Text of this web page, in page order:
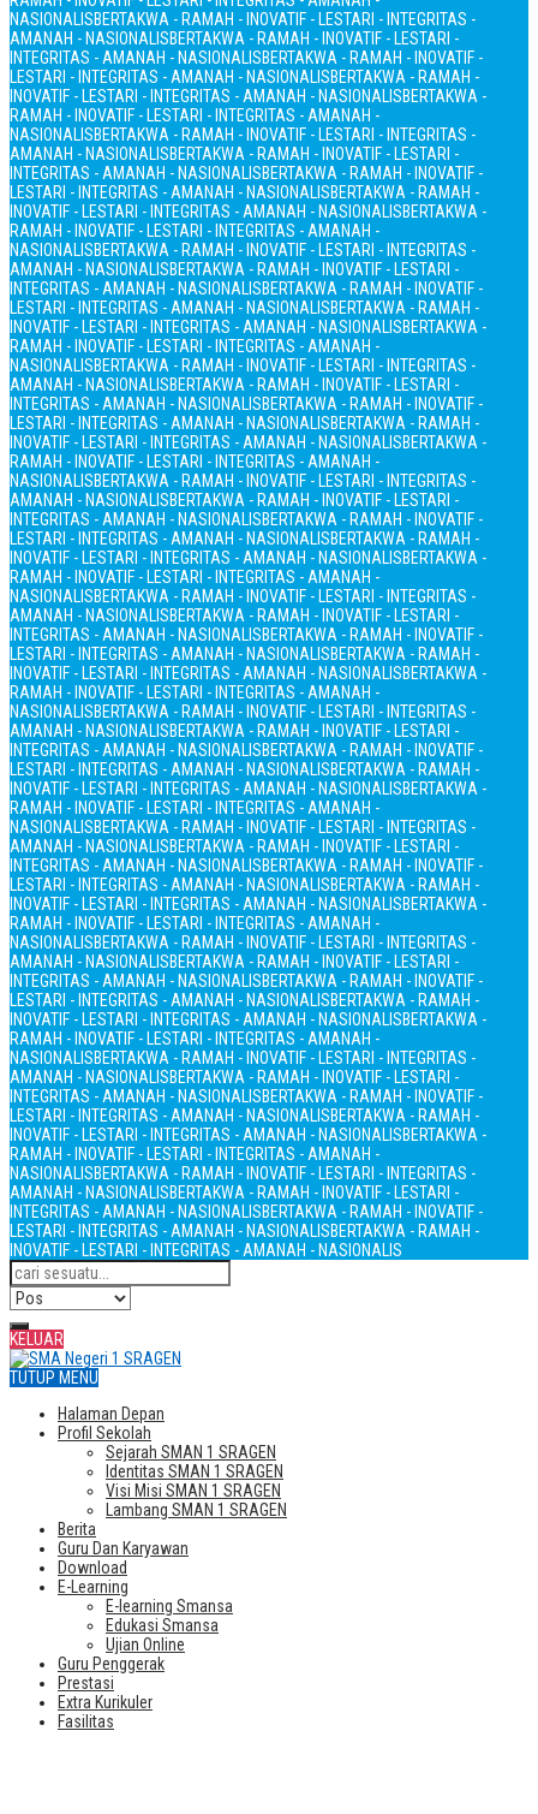
NASIONALISBERTAKWA - RAMAH - INOVATIF - LESTARI - INTEGRITAS -
AMANAH - NASIONALISBERTAKWA - RAMAH - INOVATIF - LESTARI -
INTEGRITAS - AMANAH - NASIONALISBERTAKWA - RAMAH - INOVATIF -
LESTARI - INTEGRITAS - AMANAH - NASIONALISBERTAKWA - RAMAH -
INOVATIF - LESTARI - INTEGRITAS - AMANAH - NASIONALISBERTAKWA -
RAMAH - INOVATIF - LESTARI - INTEGRITAS - AMANAH -
NASIONALISBERTAKWA - RAMAH - INOVATIF - LESTARI - INTEGRITAS -
AMANAH - NASIONALISBERTAKWA - RAMAH - INOVATIF - LESTARI -
INTEGRITAS - AMANAH - NASIONALISBERTAKWA - RAMAH - INOVATIF -
LESTARI - INTEGRITAS - AMANAH - NASIONALISBERTAKWA - RAMAH -
INOVATIF - LESTARI - INTEGRITAS - AMANAH - NASIONALISBERTAKWA -
RAMAH - INOVATIF - LESTARI - INTEGRITAS - AMANAH -
NASIONALISBERTAKWA - RAMAH - INOVATIF - LESTARI - INTEGRITAS -
AMANAH - NASIONALISBERTAKWA - RAMAH - INOVATIF - LESTARI -
INTEGRITAS - AMANAH - NASIONALISBERTAKWA - RAMAH - INOVATIF -
LESTARI - INTEGRITAS - AMANAH - NASIONALISBERTAKWA - RAMAH -
INOVATIF - LESTARI - INTEGRITAS - AMANAH - NASIONALISBERTAKWA -
RAMAH - INOVATIF - LESTARI - INTEGRITAS - AMANAH -
NASIONALISBERTAKWA - RAMAH - INOVATIF - LESTARI - INTEGRITAS -
AMANAH - NASIONALISBERTAKWA - RAMAH - INOVATIF - LESTARI -
INTEGRITAS - AMANAH - NASIONALISBERTAKWA - RAMAH - INOVATIF -
LESTARI - INTEGRITAS - AMANAH - NASIONALISBERTAKWA - RAMAH -
INOVATIF - LESTARI - INTEGRITAS - AMANAH - NASIONALISBERTAKWA -
RAMAH - INOVATIF - LESTARI - INTEGRITAS - AMANAH -
NASIONALISBERTAKWA - RAMAH - INOVATIF - LESTARI - INTEGRITAS -
AMANAH - NASIONALISBERTAKWA - RAMAH - INOVATIF - LESTARI -
INTEGRITAS - AMANAH - NASIONALISBERTAKWA - RAMAH - INOVATIF -
LESTARI - INTEGRITAS - AMANAH - NASIONALISBERTAKWA - RAMAH -
INOVATIF - LESTARI - INTEGRITAS - AMANAH - NASIONALISBERTAKWA -
RAMAH - INOVATIF - LESTARI - INTEGRITAS - AMANAH -
NASIONALISBERTAKWA - RAMAH - INOVATIF - LESTARI - INTEGRITAS -
AMANAH - NASIONALISBERTAKWA - RAMAH - INOVATIF - LESTARI -
INTEGRITAS - AMANAH - NASIONALISBERTAKWA - RAMAH - INOVATIF -
LESTARI - INTEGRITAS - AMANAH - NASIONALISBERTAKWA - RAMAH -
INOVATIF - LESTARI - INTEGRITAS - AMANAH - NASIONALISBERTAKWA -
RAMAH - INOVATIF - LESTARI - INTEGRITAS - AMANAH -
NASIONALISBERTAKWA - RAMAH - INOVATIF - LESTARI - INTEGRITAS -
AMANAH - NASIONALISBERTAKWA - RAMAH - INOVATIF - LESTARI -
INTEGRITAS - AMANAH - NASIONALISBERTAKWA - RAMAH - INOVATIF -
LESTARI - INTEGRITAS - AMANAH - NASIONALISBERTAKWA - RAMAH -
INOVATIF - LESTARI - INTEGRITAS - AMANAH - NASIONALISBERTAKWA -
RAMAH - INOVATIF - LESTARI - INTEGRITAS - AMANAH -
NASIONALISBERTAKWA - RAMAH - INOVATIF - LESTARI - INTEGRITAS -
AMANAH - NASIONALISBERTAKWA - RAMAH - INOVATIF - LESTARI -
INTEGRITAS - AMANAH - NASIONALISBERTAKWA - RAMAH - INOVATIF -
LESTARI - INTEGRITAS - AMANAH - NASIONALISBERTAKWA - RAMAH -
INOVATIF - LESTARI - INTEGRITAS - AMANAH - NASIONALISBERTAKWA -
RAMAH - INOVATIF - LESTARI - INTEGRITAS - AMANAH -
NASIONALISBERTAKWA - RAMAH - INOVATIF - LESTARI - INTEGRITAS -
AMANAH - NASIONALISBERTAKWA - RAMAH - INOVATIF - LESTARI -
INTEGRITAS - AMANAH - NASIONALISBERTAKWA - RAMAH - INOVATIF -
LESTARI - INTEGRITAS - AMANAH - NASIONALISBERTAKWA - RAMAH -
INOVATIF - LESTARI - INTEGRITAS - AMANAH - NASIONALISBERTAKWA -
RAMAH - INOVATIF - LESTARI - INTEGRITAS - AMANAH -
NASIONALISBERTAKWA - RAMAH - INOVATIF - LESTARI - INTEGRITAS -
AMANAH - NASIONALISBERTAKWA - RAMAH - INOVATIF - LESTARI -
INTEGRITAS - AMANAH - NASIONALISBERTAKWA - RAMAH - INOVATIF -
LESTARI - INTEGRITAS - AMANAH - NASIONALISBERTAKWA - RAMAH -
INOVATIF - LESTARI - INTEGRITAS - AMANAH - NASIONALISBERTAKWA -
RAMAH - INOVATIF - LESTARI - INTEGRITAS - AMANAH -
NASIONALISBERTAKWA - RAMAH - INOVATIF - LESTARI - INTEGRITAS -
AMANAH - NASIONALISBERTAKWA - RAMAH - INOVATIF - LESTARI -
INTEGRITAS - AMANAH - NASIONALISBERTAKWA - RAMAH - INOVATIF -
LESTARI - INTEGRITAS - AMANAH - NASIONALISBERTAKWA - RAMAH -
INOVATIF - LESTARI - INTEGRITAS - AMANAH - NASIONALIS
KELUAR
TUTUP MENU
Halaman Depan
Profil Sekolah
Sejarah SMAN 1 SRAGEN
Identitas SMAN 1 SRAGEN
Visi Misi SMAN 1 SRAGEN
Lambang SMAN 1 SRAGEN
Berita
Guru Dan Karyawan
Download
E-Learning
E-learning Smansa
Edukasi Smansa
Ujian Online
Guru Penggerak
Prestasi
Extra Kurikuler
Fasilitas